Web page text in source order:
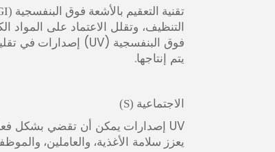
تقنية التعقيم بالأشعة فوق البنفسجية (UVGI)
التنظيف، وتقلل الاعتماد على المواد
فوق البنفسجية (UV)
إصدارات في
يتم إنتاجها.
الاجتماعية (S)
UV إصدارات يمكن أن تقضي بشكل
يعزز سلامة الأغذية، والعاملين،